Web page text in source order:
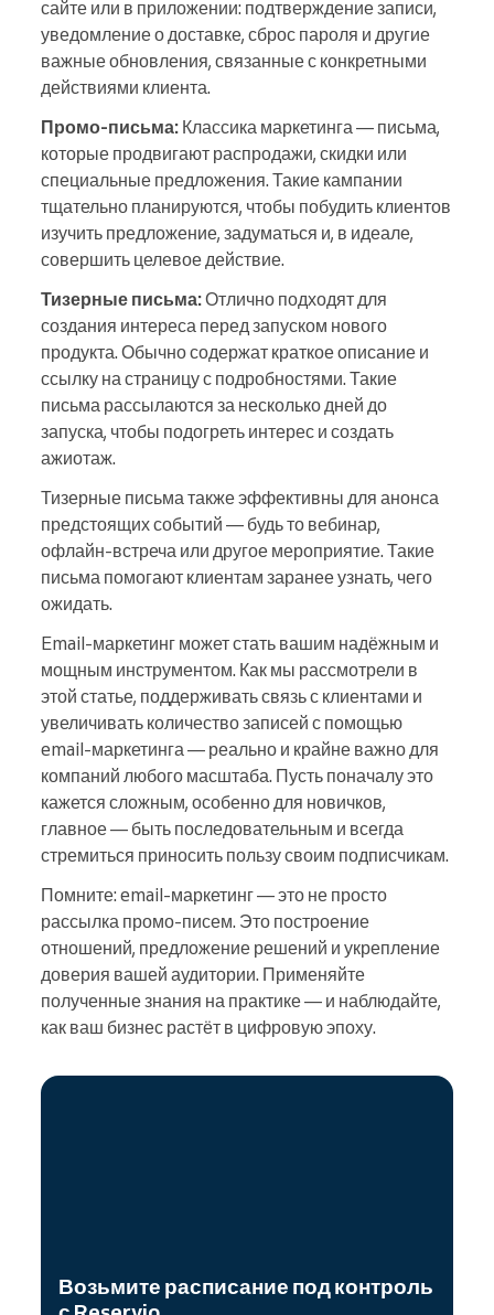
сайте или в приложении: подтверждение записи,
уведомление о доставке, сброс пароля и другие
важные обновления, связанные с конкретными
действиями клиента.
Промо-письма: Классика маркетинга — письма,
которые продвигают распродажи, скидки или
специальные предложения. Такие кампании
тщательно планируются, чтобы побудить клиентов
изучить предложение, задуматься и, в идеале,
совершить целевое действие.
Тизерные письма:Отлично подходят для
создания интереса перед запуском нового
продукта. Обычно содержат краткое описание и
ссылку на страницу с подробностями. Такие
письма рассылаются за несколько дней до
запуска, чтобы подогреть интерес и создать
ажиотаж.
Тизерные письма также эффективны для анонса
предстоящих событий — будь то вебинар,
офлайн-встреча или другое мероприятие. Такие
письма помогают клиентам заранее узнать, чего
ожидать.
Email-маркетинг может стать вашим надёжным и
мощным инструментом. Как мы рассмотрели в
этой статье, поддерживать связь с клиентами и
увеличивать количество записей с помощью
email-маркетинга — реально и крайне важно для
компаний любого масштаба. Пусть поначалу это
кажется сложным, особенно для новичков,
главное — быть последовательным и всегда
стремиться приносить пользу своим подписчикам.
Помните: email-маркетинг — это не просто
рассылка промо-писем. Это построение
отношений, предложение решений и укрепление
доверия вашей аудитории. Применяйте
полученные знания на практике — и наблюдайте,
как ваш бизнес растёт в цифровую эпоху.
Возьмите расписание под контроль